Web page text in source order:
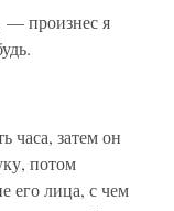
— произнес я
часа, затем он
потом
его лица, с чем